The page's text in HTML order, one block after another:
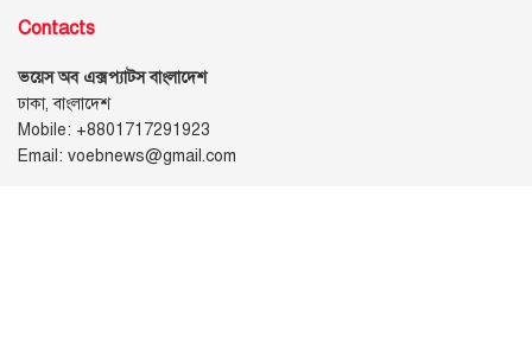
Contacts
ভয়েস অব এক্সপ্যাটস বাংলাদেশ
ঢাকা, বাংলাদেশ
Mobile: +8801717291923
Email: voebnews@gmail.com